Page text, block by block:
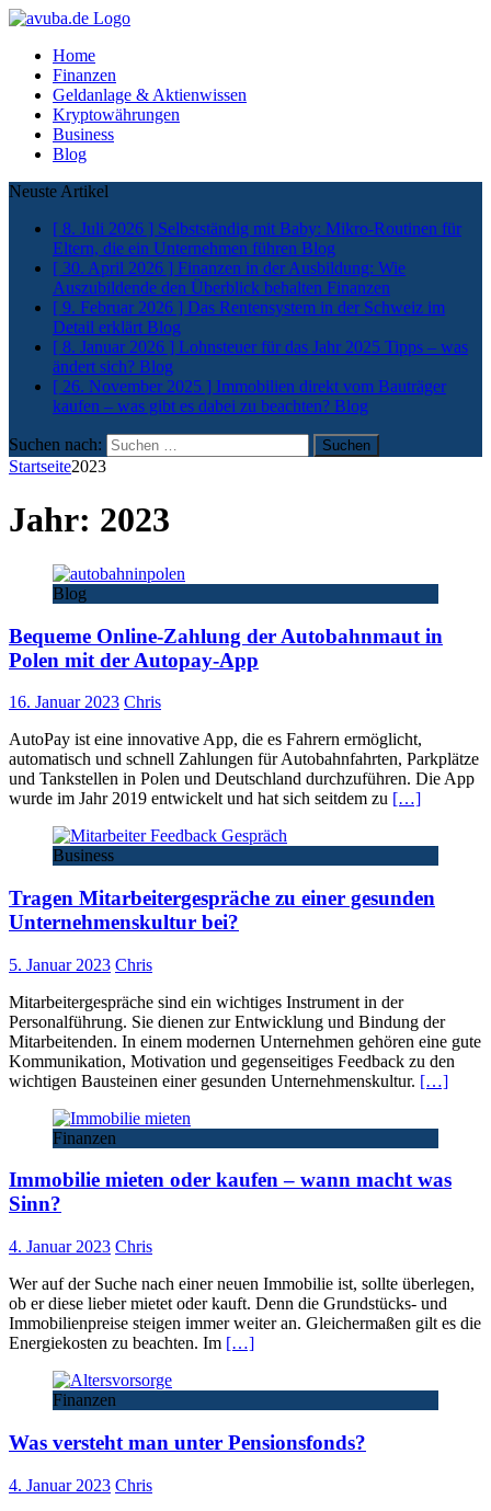
Home
Finanzen
Geldanlage & Aktienwissen
Kryptowährungen
Business
Blog
Neuste Artikel
[ 8. Juli 2026 ] Selbstständig mit Baby: Mikro-Routinen für
Eltern, die ein Unternehmen führen Blog
[ 30. April 2026 ] Finanzen in der Ausbildung: Wie
Auszubildende den Überblick behalten Finanzen
[ 9. Februar 2026 ] Das Rentensystem in der Schweiz im
Detail erklärt Blog
[ 8. Januar 2026 ] Lohnsteuer für das Jahr 2025 Tipps – was
ändert sich? Blog
[ 26. November 2025 ] Immobilien direkt vom Bauträger
kaufen – was gibt es dabei zu beachten? Blog
Suchen nach:
Startseite2023
Jahr: 2023
Blog
Bequeme Online-Zahlung der Autobahnmaut in
Polen mit der Autopay-App
16. Januar 2023 Chris
AutoPay ist eine innovative App, die es Fahrern ermöglicht,
automatisch und schnell Zahlungen für Autobahnfahrten, Parkplätze
und Tankstellen in Polen und Deutschland durchzuführen. Die App
wurde im Jahr 2019 entwickelt und hat sich seitdem zu […]
Business
Tragen Mitarbeitergespräche zu einer gesunden
Unternehmenskultur bei?
5. Januar 2023 Chris
Mitarbeitergespräche sind ein wichtiges Instrument in der
Personalführung. Sie dienen zur Entwicklung und Bindung der
Mitarbeitenden. In einem modernen Unternehmen gehören eine gute
Kommunikation, Motivation und gegenseitiges Feedback zu den
wichtigen Bausteinen einer gesunden Unternehmenskultur. […]
Finanzen
Immobilie mieten oder kaufen – wann macht was
Sinn?
4. Januar 2023 Chris
Wer auf der Suche nach einer neuen Immobilie ist, sollte überlegen,
ob er diese lieber mietet oder kauft. Denn die Grundstücks- und
Immobilienpreise steigen immer weiter an. Gleichermaßen gilt es die
Energiekosten zu beachten. Im […]
Finanzen
Was versteht man unter Pensionsfonds?
4. Januar 2023 Chris